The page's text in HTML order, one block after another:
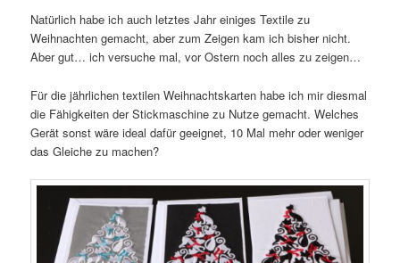
Natürlich habe ich auch letztes Jahr einiges Textile zu
Weihnachten gemacht, aber zum Zeigen kam ich bisher nicht.
Aber gut… ich versuche mal, vor Ostern noch alles zu zeigen…
Für die jährlichen textilen Weihnachtskarten habe ich mir diesmal
die Fähigkeiten der Stickmaschine zu Nutze gemacht. Welches
Gerät sonst wäre ideal dafür geeignet, 10 Mal mehr oder weniger
das Gleiche zu machen?